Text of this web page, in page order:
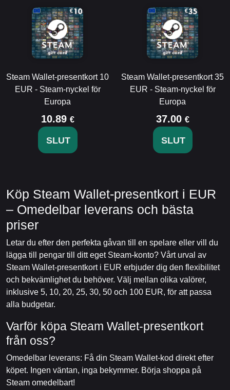
Steam Wallet-presentkort 10
EUR - Steam-nyckel för
Europa
10.89 €
SLUT
Steam Wallet-presentkort 35
EUR - Steam-nyckel för
Europa
37.00 €
SLUT
Köp Steam Wallet-presentkort i EUR
– Omedelbar leverans och bästa
priser
Letar du efter den perfekta gåvan till en spelare eller vill du
lägga till pengar till ditt eget Steam-konto? Vårt urval av
Steam Wallet-presentkort i EUR erbjuder dig den flexibilitet
och bekvämlighet du behöver. Välj mellan olika valörer,
inklusive 5, 10, 20, 25, 30, 50 och 100 EUR, för att passa
alla budgetar.
Varför köpa Steam Wallet-presentkort
från oss?
Omedelbar leverans: Få din Steam Wallet-kod direkt efter
köpet. Ingen väntan, inga bekymmer. Börja shoppa på
Steam omedelbart!